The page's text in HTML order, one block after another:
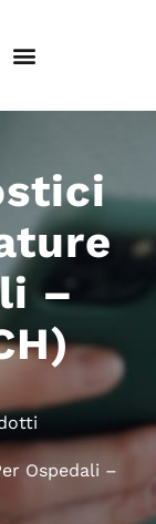
–
Ospedali –